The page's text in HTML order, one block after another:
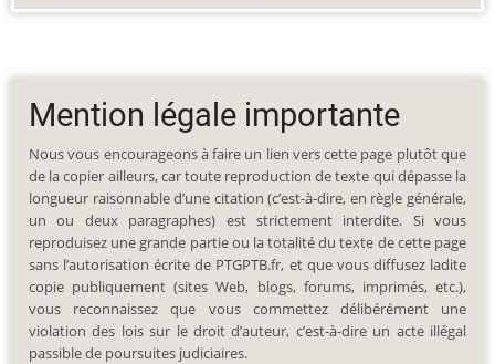
Mention légale importante
Nous vous encourageons à faire un lien vers cette page plutôt que
de la copier ailleurs, car toute reproduction de texte qui dépasse la
longueur raisonnable d’une citation (c’est-à-dire, en règle générale,
un ou deux paragraphes) est strictement interdite. Si vous
reproduisez une grande partie ou la totalité du texte de cette page
sans l’autorisation écrite de PTGPTB.fr, et que vous diffusez ladite
copie publiquement (sites Web, blogs, forums, imprimés, etc.),
vous reconnaissez que vous commettez délibérément une
violation des lois sur le droit d’auteur, c’est-à-dire un acte illégal
passible de poursuites judiciaires.